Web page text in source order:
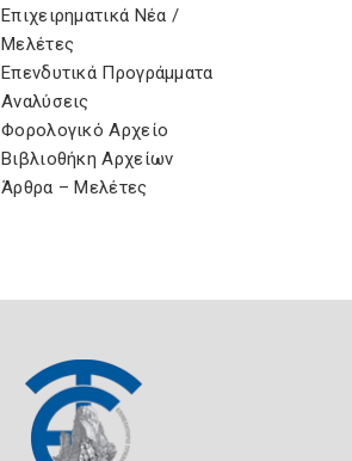
Επιχειρηματικά Νέα /
Μελέτες
Επενδυτικά Προγράμματα
Αναλύσεις
Φορολογικό Αρχείο
Βιβλιοθήκη Αρχείων
Άρθρα – Μελέτες